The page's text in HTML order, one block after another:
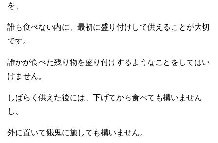
を、
誰も食べない内に、最初に盛り付けして供えることが大切
です。
誰かが食べた残り物を盛り付けするようなことをしてはい
けません。
しばらく供えた後には、下げてから食べても構いません
し、
外に置いて餓鬼に施しても構いません。